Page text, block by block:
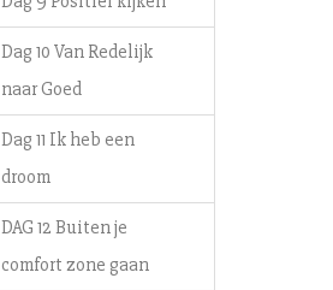
Dag 10 Van Redelijk
naar Goed
Dag 11 Ik heb een
droom
DAG 12 Buiten je
comfort zone gaan